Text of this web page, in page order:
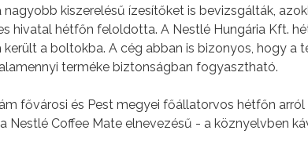
nagyobb kiszerelésű ízesítőket is bevizsgálták,
hivatal hétfőn feloldotta. A Nestlé Hungária Kft.
került a boltokba. A cég abban is bizonyos, hogy
terméke biztonságban fogyasztható.
fővárosi és Pest megyei főállatorvos hétfőn
Nestlé Coffee Mate elnevezésű - a köznyelvben